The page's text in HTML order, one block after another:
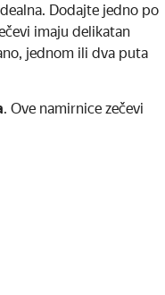
Dodajte jedno po
imaju delikatan
jednom ili dva puta
. Ove namirnice zečevi